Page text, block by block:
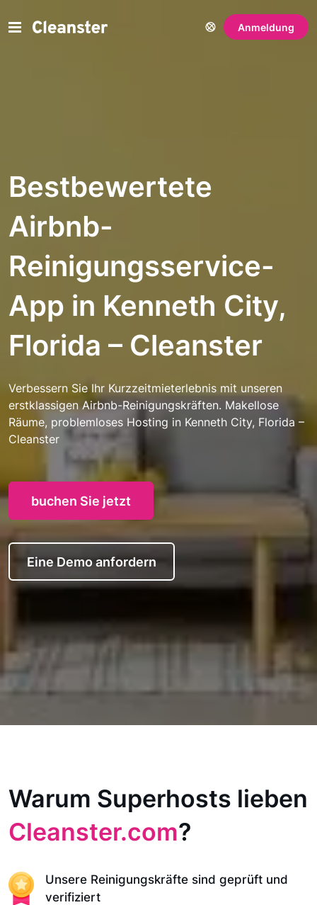
Anmeldung
Bestbewertete
Airbnb-
Reinigungsservice-
App in Kenneth City,
Florida – Cleanster
Verbessern Sie Ihr Kurzzeitmieterlebnis mit unseren
erstklassigen Airbnb-Reinigungskräften. Makellose
Räume, problemloses Hosting in Kenneth City, Florida –
Cleanster
buchen Sie jetzt
Eine Demo anfordern
Warum Superhosts lieben
Cleanster.com?
Unsere Reinigungskräfte sind geprüft und
verifiziert